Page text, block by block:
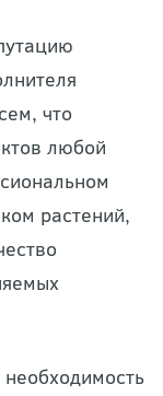
что
любой
растений,